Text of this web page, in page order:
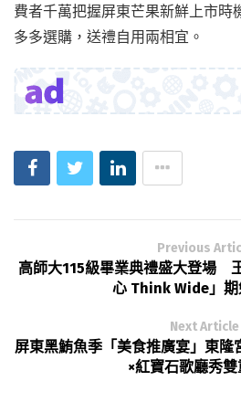
費者千萬把握屏東芒果新鮮上市時
多多選購，送禮自用兩相宜。
Previous
高師大115級畢業典禮盛大登場
心 Think Wide」期
Next Article
屏東黑鮪魚季「美食推廣宴」東隆
×紅寶石歌廳秀